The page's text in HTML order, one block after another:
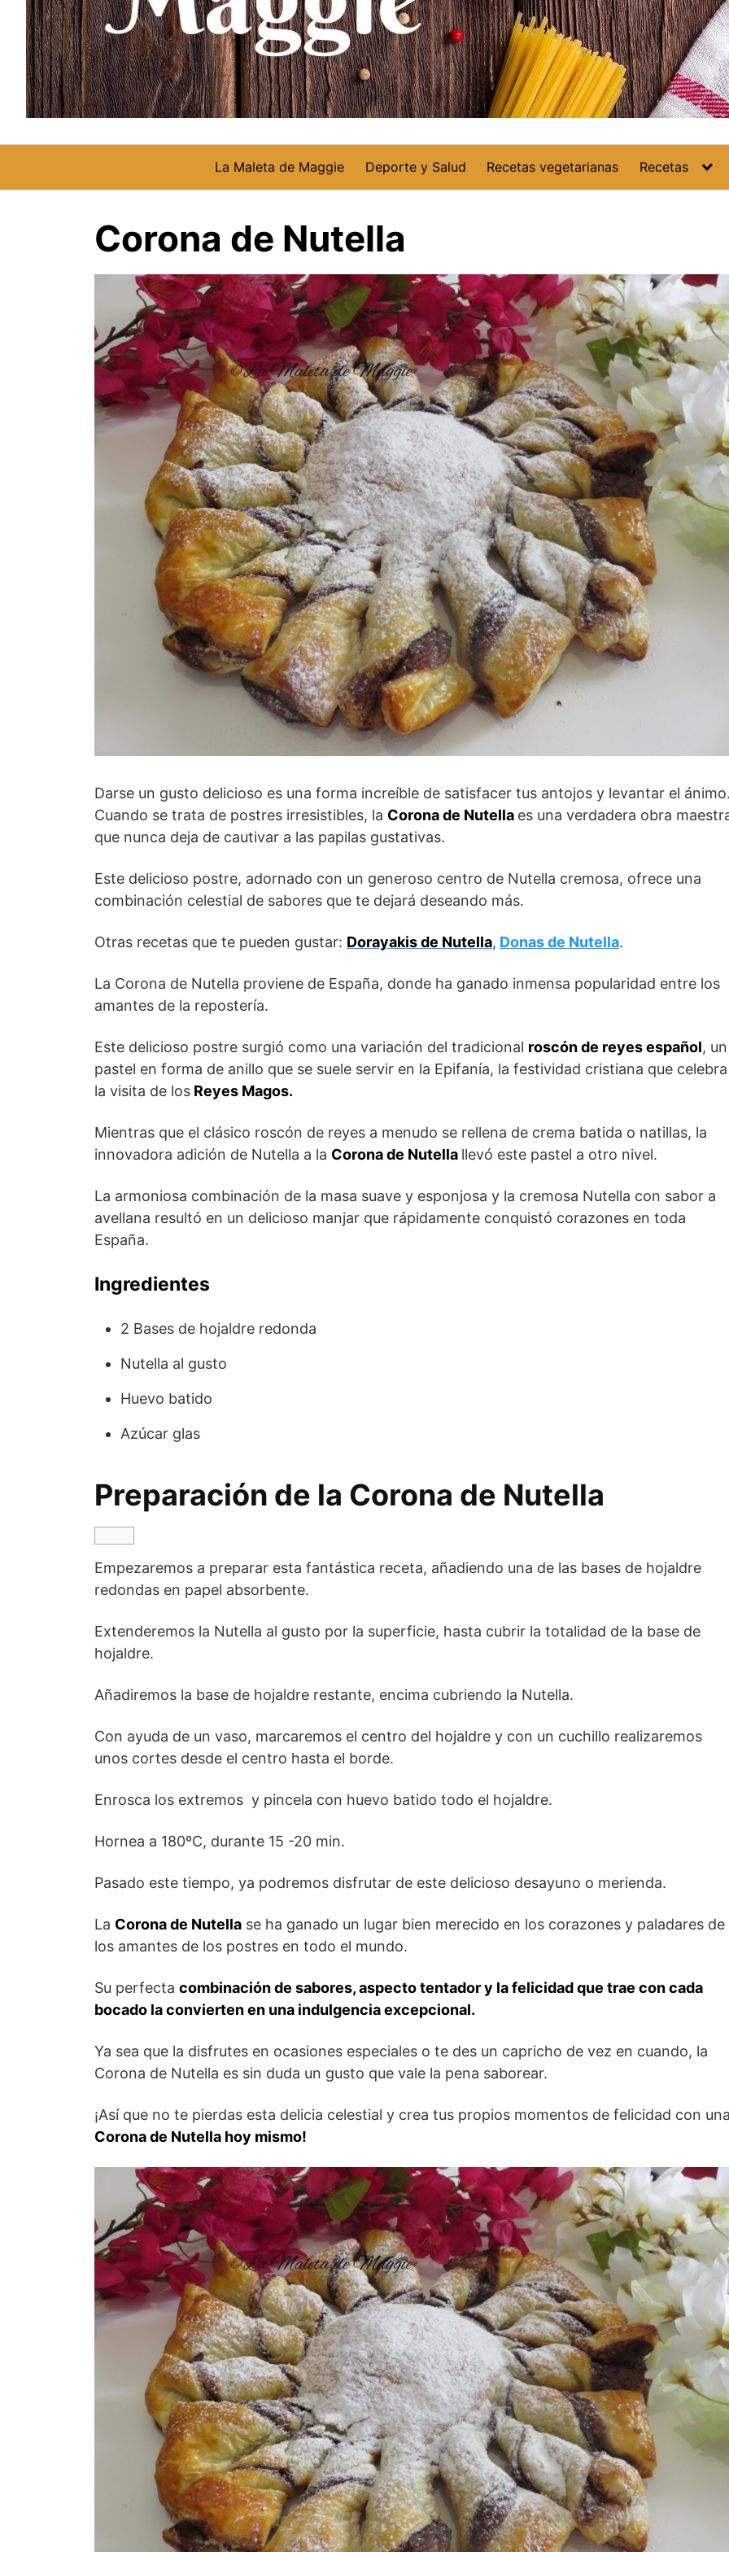
La Maleta de Maggie Deporte y Salud Recetas vegetarianas Recetas
Corona de Nutella
Darse un gusto delicioso es una forma increíble de satisfacer tus antojos y levantar el
Cuando se trata de postres irresistibles, la Corona de Nutella es una verdadera obra
que nunca deja de cautivar a las papilas gustativas.
Este delicioso postre, adornado con un generoso centro de Nutella cremosa, ofrece una
combinación celestial de sabores que te dejará deseando más.
Otras recetas que te pueden gustar: Dorayakis de Nutella, Donas de Nutella.
La Corona de Nutella proviene de España, donde ha ganado inmensa popularidad entre los
amantes de la repostería.
Este delicioso postre surgió como una variación del tradicional roscón de reyes español, un
pastel en forma de anillo que se suele servir en la Epifanía, la festividad cristiana que celebra
la visita de los Reyes Magos.
Mientras que el clásico roscón de reyes a menudo se rellena de crema batida o natillas, la
innovadora adición de Nutella a la Corona de Nutella llevó este pastel a otro nivel.
La armoniosa combinación de la masa suave y esponjosa y la cremosa Nutella con sabor a
avellana resultó en un delicioso manjar que rápidamente conquistó corazones en toda
España.
Ingredientes
2 Bases de hojaldre redonda
Nutella al gusto
Huevo batido
Azúcar glas
Preparación de la Corona de Nutella
Empezaremos a preparar esta fantástica receta, añadiendo una de las bases de hojaldre
redondas en papel absorbente.
Extenderemos la Nutella al gusto por la superficie, hasta cubrir la totalidad de la base de
hojaldre.
Añadiremos la base de hojaldre restante, encima cubriendo la Nutella.
Con ayuda de un vaso, marcaremos el centro del hojaldre y con un cuchillo realizaremos
unos cortes desde el centro hasta el borde.
Enrosca los extremos y pincela con huevo batido todo el hojaldre.
Hornea a 180ºC, durante 15 -20 min.
Pasado este tiempo, ya podremos disfrutar de este delicioso desayuno o merienda.
La Corona de Nutella se ha ganado un lugar bien merecido en los corazones y paladares de
los amantes de los postres en todo el mundo.
Su perfecta combinación de sabores, aspecto tentador y la felicidad que trae con cada
bocado la convierten en una indulgencia excepcional.
Ya sea que la disfrutes en ocasiones especiales o te des un capricho de vez en cuando, la
Corona de Nutella es sin duda un gusto que vale la pena saborear.
¡Así que no te pierdas esta delicia celestial y crea tus propios momentos de felicidad con
Corona de Nutella hoy mismo!